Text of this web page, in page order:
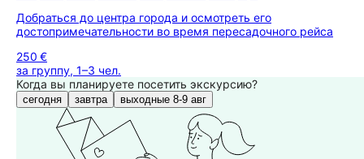
Добраться до центра города и осмотреть его
достопримечательности во время пересадочного рейса
250 €
за группу, 1–3 чел.
Когда вы планируете посетить экскурсию?
сегодня завтра выходные 8-9 авг